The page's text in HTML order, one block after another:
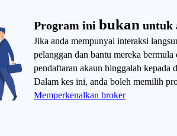
Program ini bukan untuk
Jika anda mempunyai interaksi
pelanggan dan bantu mereka bermula
pendaftaran akaun hinggalah kepada
Dalam kes ini, anda boleh memilih
Memperkenalkan broker